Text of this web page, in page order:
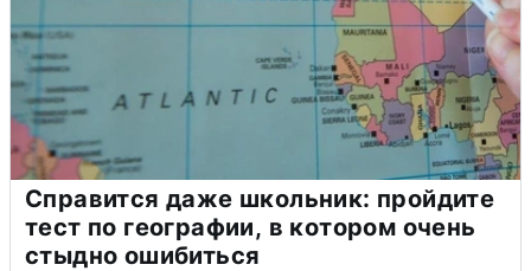
Справится даже школьник: пройдите
тест по географии, в котором очень
стыдно ошибиться